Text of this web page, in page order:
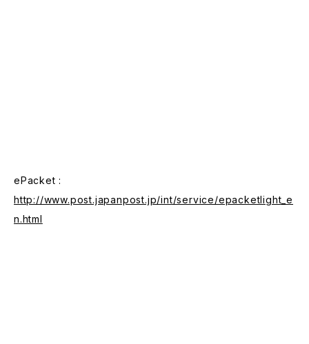
ePacket :
http://www.post.japanpost.jp/int/service/epacketlight_e
n.html